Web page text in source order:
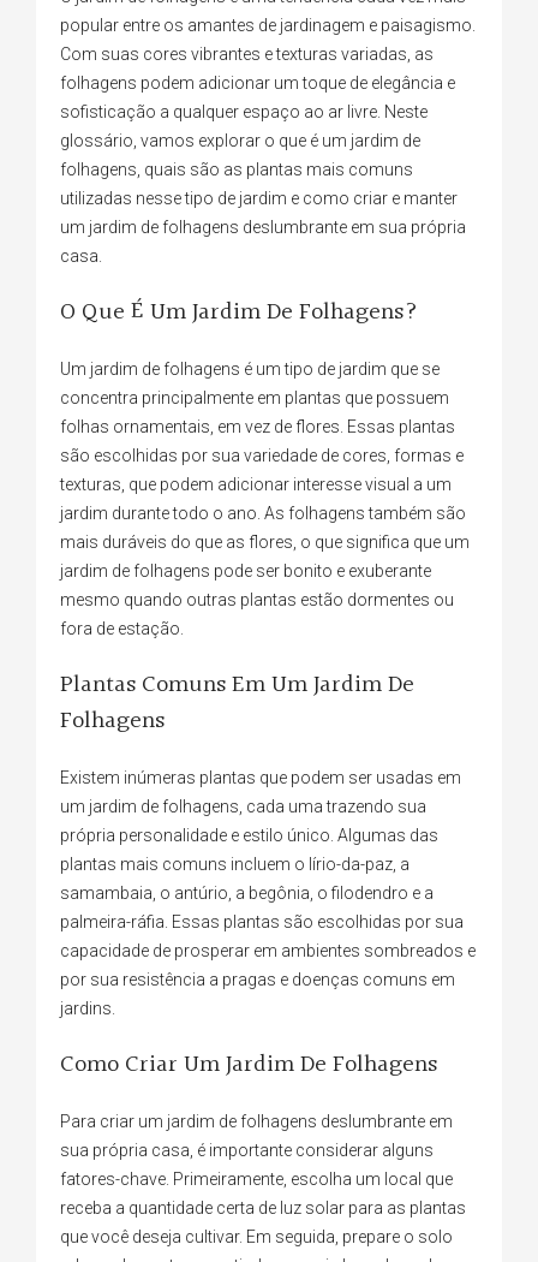
popular entre os amantes de jardinagem e paisagismo.
Com suas cores vibrantes e texturas variadas, as
folhagens podem adicionar um toque de elegância e
sofisticação a qualquer espaço ao ar livre. Neste
glossário, vamos explorar o que é um jardim de
folhagens, quais são as plantas mais comuns
utilizadas nesse tipo de jardim e como criar e manter
um jardim de folhagens deslumbrante em sua própria
casa.
O Que É Um Jardim De Folhagens?
Um jardim de folhagens é um tipo de jardim que se
concentra principalmente em plantas que possuem
folhas ornamentais, em vez de flores. Essas plantas
são escolhidas por sua variedade de cores, formas e
texturas, que podem adicionar interesse visual a um
jardim durante todo o ano. As folhagens também são
mais duráveis do que as flores, o que significa que um
jardim de folhagens pode ser bonito e exuberante
mesmo quando outras plantas estão dormentes ou
fora de estação.
Plantas Comuns Em Um Jardim De
Folhagens
Existem inúmeras plantas que podem ser usadas em
um jardim de folhagens, cada uma trazendo sua
própria personalidade e estilo único. Algumas das
plantas mais comuns incluem o lírio-da-paz, a
samambaia, o antúrio, a begônia, o filodendro e a
palmeira-ráfia. Essas plantas são escolhidas por sua
capacidade de prosperar em ambientes sombreados e
por sua resistência a pragas e doenças comuns em
jardins.
Como Criar Um Jardim De Folhagens
Para criar um jardim de folhagens deslumbrante em
sua própria casa, é importante considerar alguns
fatores-chave. Primeiramente, escolha um local que
receba a quantidade certa de luz solar para as plantas
que você deseja cultivar. Em seguida, prepare o solo